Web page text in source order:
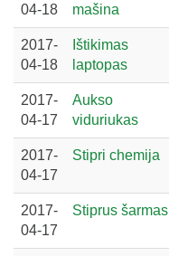
04-18
mašina
2017-
04-18
Ištikimas
laptopas
2017-
04-17
Aukso
viduriukas
2017-
04-17
Stipri chemija
2017-
04-17
Stiprus šarmas